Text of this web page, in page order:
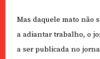
Mas daquele mato não
a adiantar trabalho, o
a ser publicada no